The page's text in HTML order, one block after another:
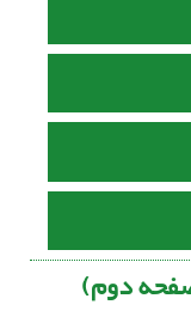
دوم)